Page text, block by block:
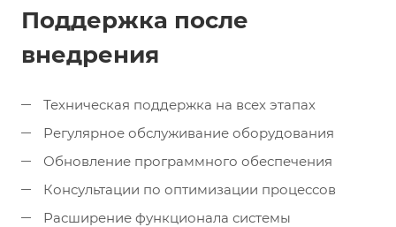
Поддержка после
внедрения
Техническая поддержка на всех этапах
Регулярное обслуживание оборудования
Обновление программного обеспечения
Консультации по оптимизации процессов
Расширение функционала системы